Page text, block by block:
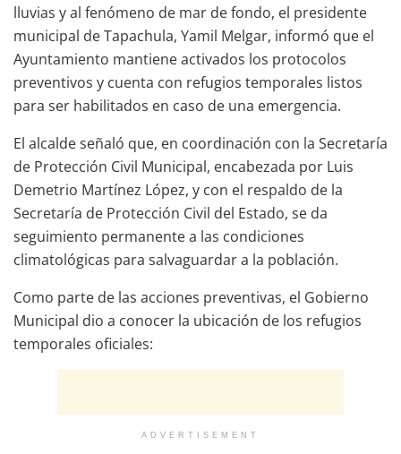
lluvias y al fenómeno de mar de fondo, el presidente
municipal de Tapachula, Yamil Melgar, informó que el
Ayuntamiento mantiene activados los protocolos
preventivos y cuenta con refugios temporales listos
para ser habilitados en caso de una emergencia.
El alcalde señaló que, en coordinación con la Secretaría
de Protección Civil Municipal, encabezada por Luis
Demetrio Martínez López, y con el respaldo de la
Secretaría de Protección Civil del Estado, se da
seguimiento permanente a las condiciones
climatológicas para salvaguardar a la población.
Como parte de las acciones preventivas, el Gobierno
Municipal dio a conocer la ubicación de los refugios
temporales oficiales:
ADVERTISEMENT